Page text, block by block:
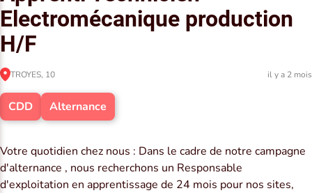
Electromécanique production
H/F
TROYES, 10 il y a 2 mois
CDD Alternance
Votre quotidien chez nous : Dans le cadre de notre campagne
d'alternance , nous recherchons un Responsable
d'exploitation en apprentissage de 24 mois pour nos sites,